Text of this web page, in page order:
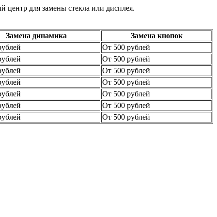
центр для замены стекла или дисплея.
Замена динамика
Замена кнопок
От 500 рублей
От 500 рублей
От 500 рублей
От 500 рублей
От 500 рублей
От 500 рублей
От 500 рублей